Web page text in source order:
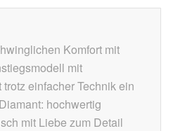
Komfort mit
mit
einfacher Technik ein
hochwertig
mit Liebe zum Detail